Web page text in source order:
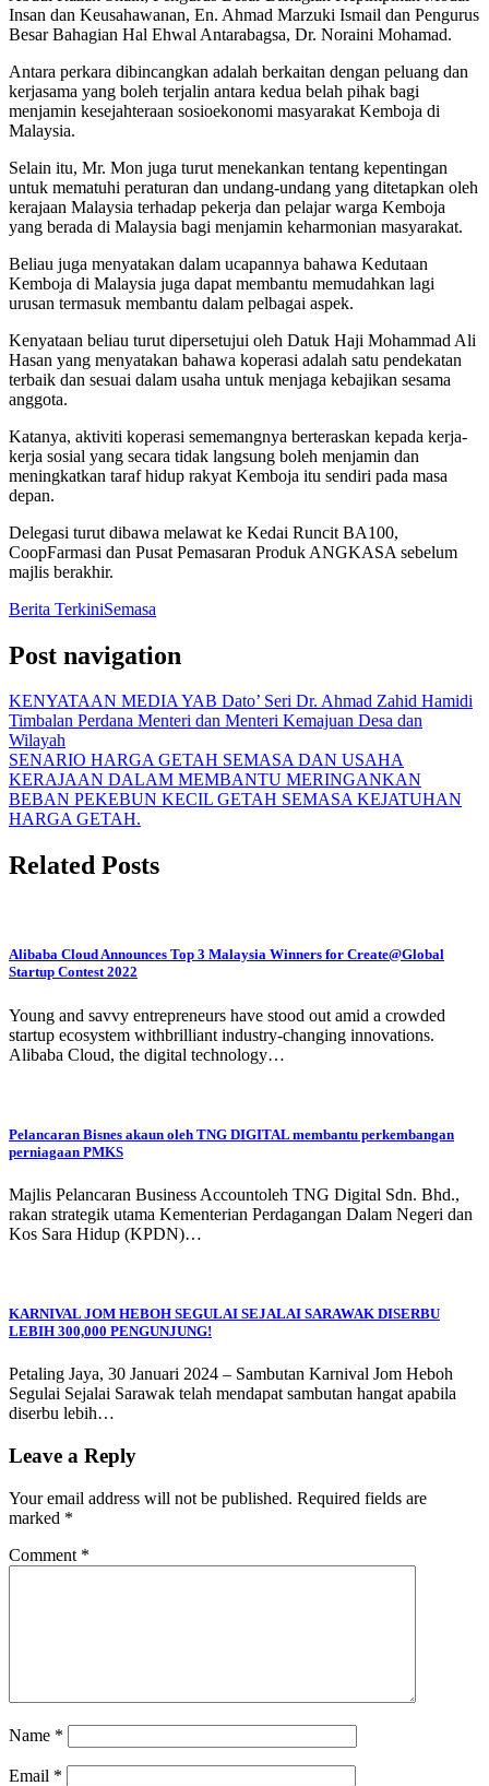
Insan dan Keusahawanan, En. Ahmad Marzuki Ismail dan Pengurus
Besar Bahagian Hal Ehwal Antarabagsa, Dr. Noraini Mohamad.
Antara perkara dibincangkan adalah berkaitan dengan peluang dan
kerjasama yang boleh terjalin antara kedua belah pihak bagi
menjamin kesejahteraan sosioekonomi masyarakat Kemboja di
Malaysia.
Selain itu, Mr. Mon juga turut menekankan tentang kepentingan
untuk mematuhi peraturan dan undang-undang yang ditetapkan oleh
kerajaan Malaysia terhadap pekerja dan pelajar warga Kemboja
yang berada di Malaysia bagi menjamin keharmonian masyarakat.
Beliau juga menyatakan dalam ucapannya bahawa Kedutaan
Kemboja di Malaysia juga dapat membantu memudahkan lagi
urusan termasuk membantu dalam pelbagai aspek.
Kenyataan beliau turut dipersetujui oleh Datuk Haji Mohammad Ali
Hasan yang menyatakan bahawa koperasi adalah satu pendekatan
terbaik dan sesuai dalam usaha untuk menjaga kebajikan sesama
anggota.
Katanya, aktiviti koperasi sememangnya berteraskan kepada kerja-
kerja sosial yang secara tidak langsung boleh menjamin dan
meningkatkan taraf hidup rakyat Kemboja itu sendiri pada masa
depan.
Delegasi turut dibawa melawat ke Kedai Runcit BA100,
CoopFarmasi dan Pusat Pemasaran Produk ANGKASA sebelum
majlis berakhir.
Berita TerkiniSemasa
Post navigation
KENYATAAN MEDIA YAB Dato’ Seri Dr. Ahmad Zahid Hamidi
Timbalan Perdana Menteri dan Menteri Kemajuan Desa dan
Wilayah
SENARIO HARGA GETAH SEMASA DAN USAHA
KERAJAAN DALAM MEMBANTU MERINGANKAN
BEBAN PEKEBUN KECIL GETAH SEMASA KEJATUHAN
HARGA GETAH.
Related Posts
Alibaba Cloud Announces Top 3 Malaysia Winners for Create@Global
Startup Contest 2022
Young and savvy entrepreneurs have stood out amid a crowded
startup ecosystem withbrilliant industry-changing innovations.
Alibaba Cloud, the digital technology…
Pelancaran Bisnes akaun oleh TNG DIGITAL membantu perkembangan
perniagaan PMKS
Majlis Pelancaran Business Accountoleh TNG Digital Sdn. Bhd.,
rakan strategik utama Kementerian Perdagangan Dalam Negeri dan
Kos Sara Hidup (KPDN)…
KARNIVAL JOM HEBOH SEGULAI SEJALAI SARAWAK DISERBU
LEBIH 300,000 PENGUNJUNG!
Petaling Jaya, 30 Januari 2024 – Sambutan Karnival Jom Heboh
Segulai Sejalai Sarawak telah mendapat sambutan hangat apabila
diserbu lebih…
Leave a Reply
Your email address will not be published. Required fields are
marked *
Comment *
Name *
Email *